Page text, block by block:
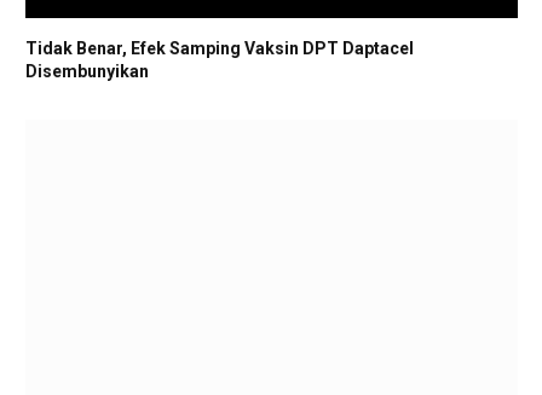
Tidak Benar, Efek Samping Vaksin DPT Daptacel
Disembunyikan